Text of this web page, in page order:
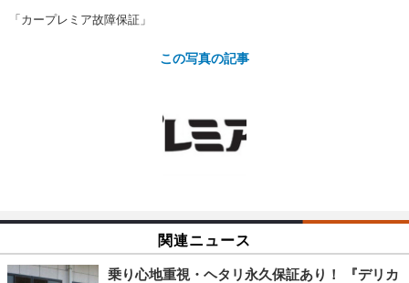
ディテイリング
フィルム・ラッピング
ストップ 不具合修理＆粗悪修理
カーメーカー「旧車」関連プロジェ
ェクト
「カープレミア故障保証」
この写真の記事
関連ニュース
乗り心地重視・ヘタリ永久保証あり！ 『デリカ